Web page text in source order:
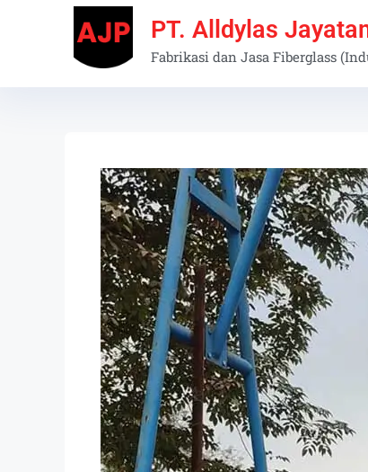
PT. Alldylas
Fabrikasi dan Jasa Fiberglass